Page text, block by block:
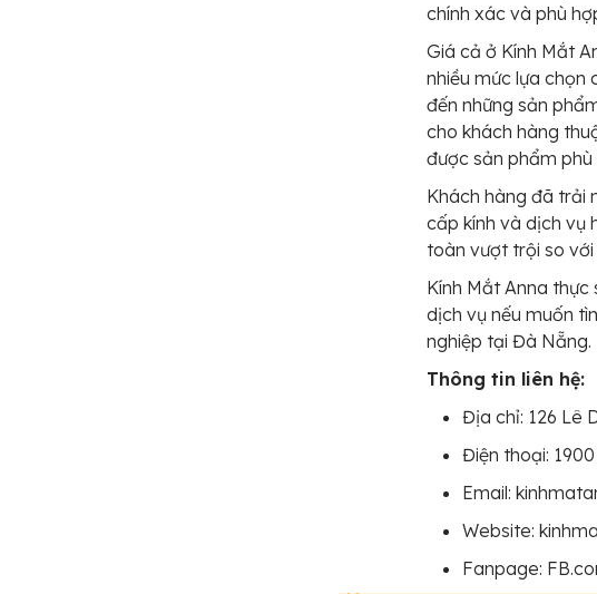
chính xác và phù
Giá cả ở Kính Mắt
nhiều mức lựa chọn
đến những sản
cho khách hàng
được sản phẩm phù
Khách hàng đã trải
cấp kính và dịch vụ
toàn vượt trội so
Kính Mắt Anna
dịch vụ nếu muốn
nghiệp tại Đà Nẵng.
Thông tin liên hệ:
Địa chỉ: 126 Lê
Điện thoại:
Email:
Website:
Fanpage: